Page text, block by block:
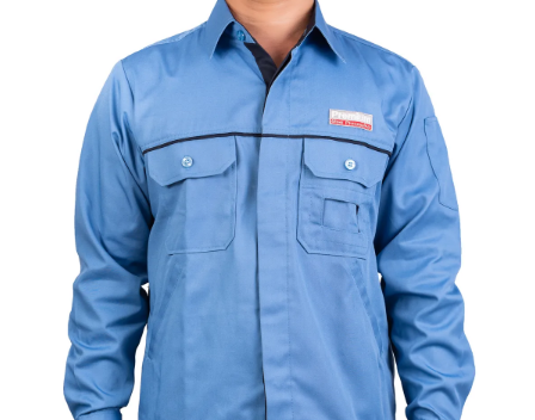
เสื้อแจ็คเก็ต
เสื้อยืดคอกลม
กางเกง
ผ้ากันเปื้อน